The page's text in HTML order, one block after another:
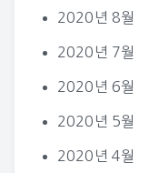
2020년 8월
2020년 7월
2020년 6월
2020년 5월
2020년 4월